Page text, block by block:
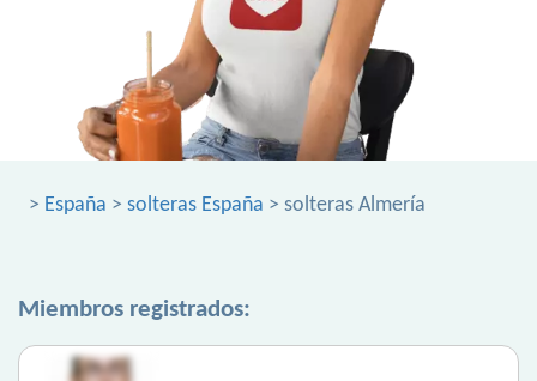
> España > solteras España > solteras Almería
Miembros registrados: